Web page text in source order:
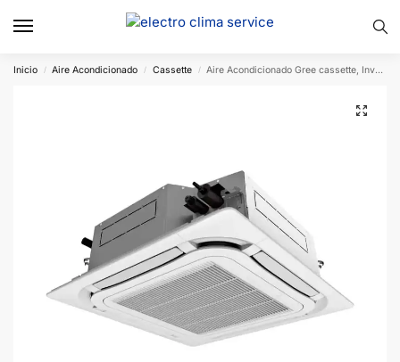
Inicio / Aire Acondicionado / Cassette / Aire Acondicionado Gree cassette, Inverter, Frío Calor, R410-A